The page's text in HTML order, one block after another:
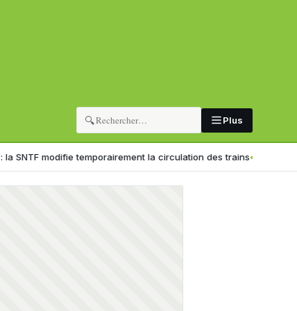
🔍 Plus
temporairement la circulation des trains Formation